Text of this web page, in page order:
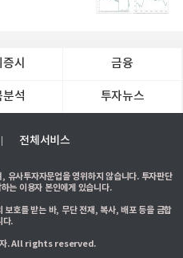
시 금융
분석 투자뉴스
전체서비스
유사투자자문업을 영위하지 않습니다. 투자판단
는 이용자 본인에게 있습니다.
보호를 받는 바, 무단 전재, 복사, 배포 등을 금합
다.
. All rights reserved.